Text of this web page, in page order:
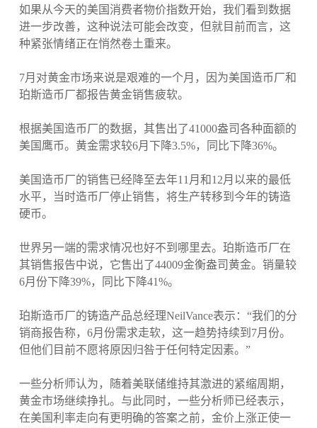
如果从今天的美国消费者物价指数开始，我们看到数据
进一步改善，这种说法可能会改变，但就目前而言，这
种紧张情绪正在悄然卷土重来。
7月对黄金市场来说是艰难的一个月，因为美国造币厂和
珀斯造币厂都报告黄金销售疲软。
根据美国造币厂的数据，其售出了41000盎司各种面额的
美国鹰币。黄金需求较6月下降3.5%，同比下降36%。
美国造币厂的销售已经降至去年11月和12月以来的最低
水平，当时造币厂停止销售，将生产转移到今年的铸造
硬币。
世界另一端的需求情况也好不到哪里去。珀斯造币厂在
其销售报告中说，它售出了44009金衡盎司黄金。销量较
6月份下降39%，同比下降41%。
珀斯造币厂的铸造产品总经理NeilVance表示：“我们的分
销商报告称，6月份需求走软，这一趋势持续到7月份。
但他们目前不愿将原因归咎于任何特定因素。”
一些分析师认为，随着美联储维持其激进的紧缩周期，
黄金市场继续挣扎。与此同时，一些分析师已经表示，
在美国利率走向有更明确的答案之前，金价上涨正使一